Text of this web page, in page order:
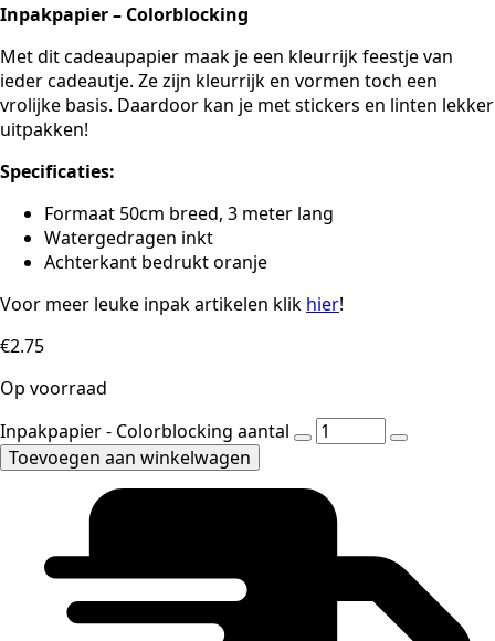
Inpakpapier – Colorblocking
Met dit cadeaupapier maak je een kleurrijk feestje van
ieder cadeautje. Ze zijn kleurrijk en vormen toch een
vrolijke basis. Daardoor kan je met stickers en linten lekker
uitpakken!
Specificaties:
Formaat 50cm breed, 3 meter lang
Watergedragen inkt
Achterkant bedrukt oranje
Voor meer leuke inpak artikelen klik hier!
€2.75
Op voorraad
Inpakpapier - Colorblocking aantal
Toevoegen aan winkelwagen